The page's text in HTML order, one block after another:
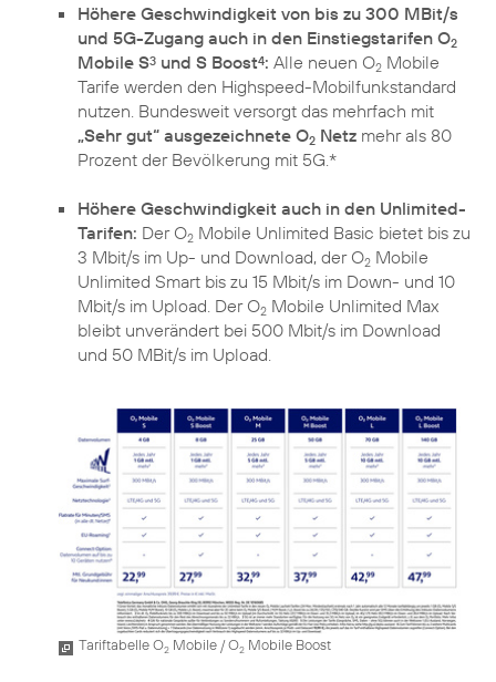
Höhere Geschwindigkeit von bis zu 300 MBit/s
und 5G-Zugang auch in den Einstiegstarifen O2
Mobile S3 und S Boost4: Alle neuen O2 Mobile
Tarife werden den Highspeed-Mobilfunkstandard
nutzen. Bundesweit versorgt das mehrfach mit
„Sehr gut“ ausgezeichnete O2 Netz mehr als 80
Prozent der Bevölkerung mit 5G.*
Höhere Geschwindigkeit auch in den Unlimited-
Tarifen: Der O2 Mobile Unlimited Basic bietet bis zu
3 Mbit/s im Up- und Download, der O2 Mobile
Unlimited Smart bis zu 15 Mbit/s im Down- und 10
Mbit/s im Upload. Der O2 Mobile Unlimited Max
bleibt unverändert bei 500 Mbit/s im Download
und 50 MBit/s im Upload.
Tariftabelle O2 Mobile / O2 Mobile Boost